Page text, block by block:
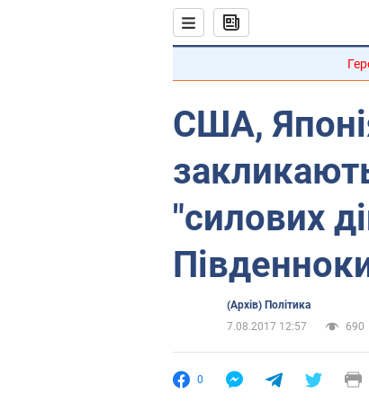
США,
"силових
(Архів) Політика
7.08.2017 12:57
690
0